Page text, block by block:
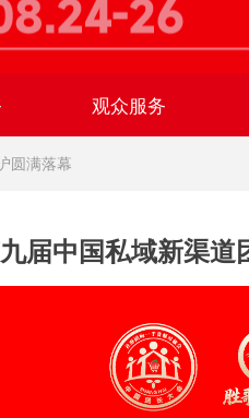
观众服务
圆满落幕
届中国私域新渠